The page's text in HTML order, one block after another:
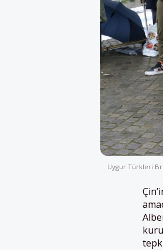
Uygur Türkleri